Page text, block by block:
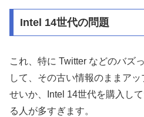
Intel 14世代の問題
これ、特に Twitter などのバズ
して、その古い情報のままア
せいか、Intel 14世代を購入し
る人が多すぎます。